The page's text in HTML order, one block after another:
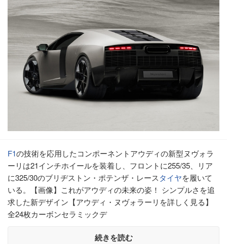
F1の技術を応用したコンポーネントアウディの新型ヌヴォラ
ーリは21インチホイールを装着し、フロントに255/35、リア
に325/30のブリヂストン・ポテンザ・レースタイヤを履いて
いる。【画像】これがアウディの未来の姿！ シンプルさを追
求した新デザイン【アウディ・ヌヴォラーリを詳しく見る】
全24枚カーボンセラミックデ
続きを読む